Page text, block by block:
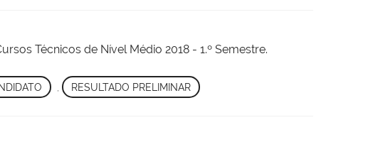
Técnicos de Nível Médio 2018 - 1.º Semestre.
, RESULTADO PRELIMINAR